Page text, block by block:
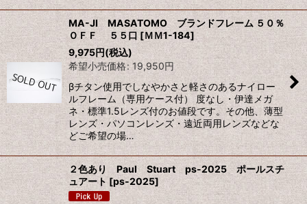
MA-JI MASATOMO ブランドフレーム ５０％
ＯＦＦ ５５口 [ＭＭ1-184]
9,975円(税込)
希望小売価格: 19,950円
βチタン使用でしなやかさと軽さのあるナイロー
ルフレーム（専用ケース付） 度なし・伊達メガ
ネ・標準1.5レンズ付のお値段です。その他、薄型
レンズ・パソコンレンズ・遠近両用レンズなどな
どご希望の場…
２色あり Paul Stuart ps-2025 ポールスチ
ュアート [ps-2025]